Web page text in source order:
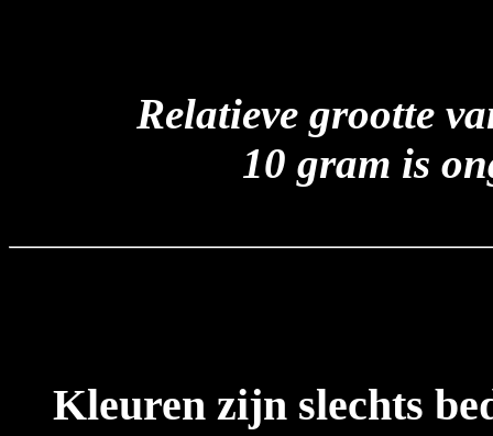
Relatieve grootte
10 gram is
Kleuren zijn slechts